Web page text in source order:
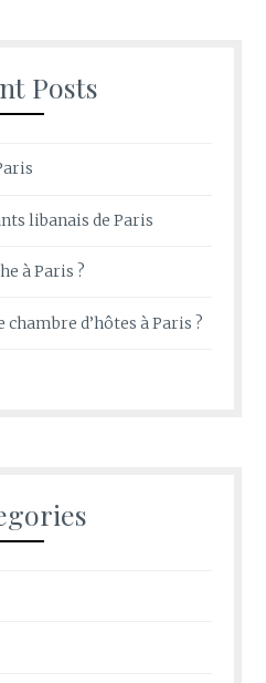
Posts
libanais de Paris
à Paris ?
d’hôtes à Paris ?